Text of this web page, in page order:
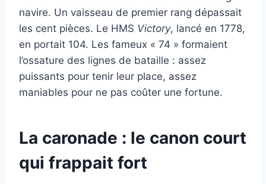
navire. Un vaisseau de premier rang dépassait
les cent pièces. Le HMS Victory, lancé en 1778,
en portait 104. Les fameux « 74 » formaient
l’ossature des lignes de bataille : assez
puissants pour tenir leur place, assez
maniables pour ne pas coûter une fortune.
La caronade : le canon court
qui frappait fort